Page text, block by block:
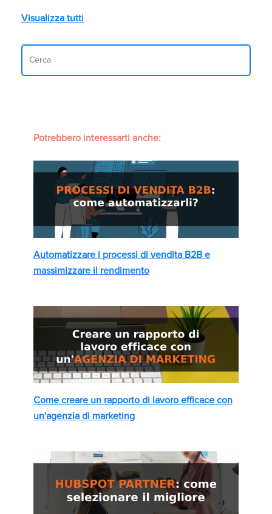
Visualizza tutti
Potrebbero interessarti anche:
Automatizzare i processi di vendita B2B e
massimizzare il rendimento
Come creare un rapporto di lavoro efficace con
un'agenzia di marketing